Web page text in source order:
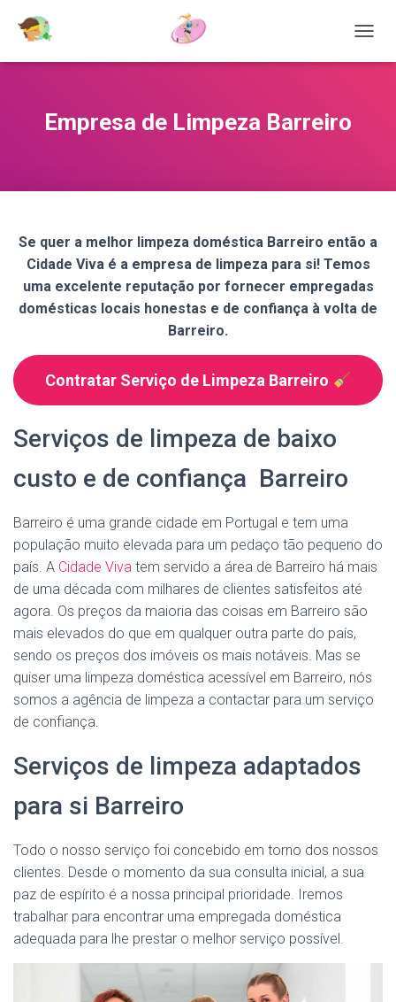
O
T
I
Empresa de Limpeza Barreiro
Se quer a melhor limpeza doméstica Barreiro então a
Cidade Viva é a empresa de limpeza para si! Temos
uma excelente reputação por fornecer empregadas
domésticas locais honestas e de confiança à volta de
Barreiro.
Contratar Serviço de Limpeza Barreiro
Serviços de limpeza de baixo
custo e de confiança Barreiro
Barreiro é uma grande cidade em Portugal e tem uma
população muito elevada para um pedaço tão pequeno do
país. A Cidade Viva tem servido a área de Barreiro há mais
de uma década com milhares de clientes satisfeitos até
agora. Os preços da maioria das coisas em Barreiro são
mais elevados do que em qualquer outra parte do país,
sendo os preços dos imóveis os mais notáveis. Mas se
quiser uma limpeza doméstica acessível em Barreiro, nós
somos a agência de limpeza a contactar para um serviço
de confiança.
Serviços de limpeza adaptados
para si Barreiro
Todo o nosso serviço foi concebido em torno dos nossos
clientes. Desde o momento da sua consulta inicial, a sua
paz de espírito é a nossa principal prioridade. Iremos
trabalhar para encontrar uma empregada doméstica
adequada para lhe prestar o melhor serviço possível.